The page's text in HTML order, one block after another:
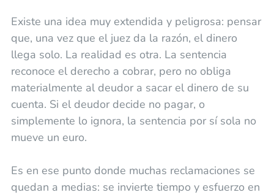
Existe una idea muy extendida y peligrosa: pensar
que, una vez que el juez da la razón, el dinero
llega solo. La realidad es otra. La sentencia
reconoce el derecho a cobrar, pero no obliga
materialmente al deudor a sacar el dinero de su
cuenta. Si el deudor decide no pagar, o
simplemente lo ignora, la sentencia por sí sola no
mueve un euro.
Es en ese punto donde muchas reclamaciones se
quedan a medias: se invierte tiempo y esfuerzo en